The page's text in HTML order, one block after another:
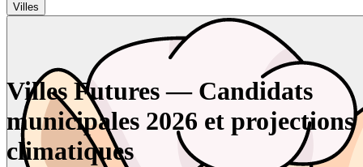
Villes
Villes Futures — Candidats
municipales 2026 et projections
climatiques